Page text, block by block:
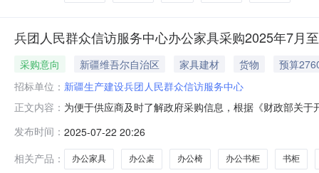
兵团人民群众信访服务中心办公家具采购2025年7月
采购意向 新疆维吾尔自治区 家具建材 货物
预算
招标单位： 新疆生产建设兵团人民群众信访服务中心
正文内容： 为便于供应商及时了解政府采购信息，根据《财政部关
需求数量：2张采购需求功能或目标：含班台、三斗柜、
量：2把采
发布时间： 2025-07-22 20:26
相关产品：
办公家具 办公桌 办公椅 办公书柜 书柜